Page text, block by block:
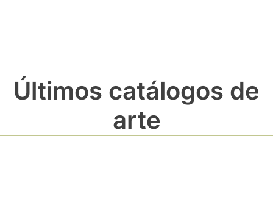
Últimos catálogos de
arte